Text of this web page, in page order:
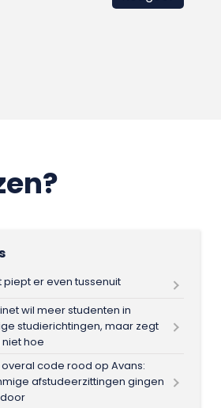
piept er even tussenuit
wil meer studenten in
studierichtingen, maar zegt
hoe
overal code rood op Avans:
afstudeerzittingen gingen